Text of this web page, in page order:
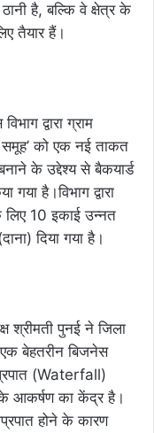
है, बल्कि वे क्षेत्र के
तैयार हैं।
द्वारा ग्राम
समूह’ को एक नई ताकत
के उद्देश्य से बैकयार्ड
है।​विभाग द्वारा
​10 इकाई उन्नत
दिया गया है।
श्रीमती पुनई ने जिला
बेहतरीन बिजनेस
(Waterfall)
आकर्षण का केंद्र है।
होने के कारण